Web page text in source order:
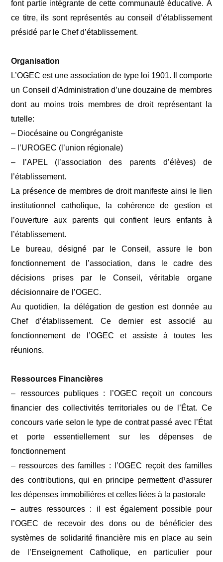
font partie intégrante de cette communauté éducative. À
ce titre, ils sont représentés au conseil d’établissement
présidé par le Chef d’établissement.
Organisation
L’OGEC est une association de type loi 1901. Il comporte
un Conseil d’Administration d’une douzaine de membres
dont au moins trois membres de droit représentant la
tutelle:
– Diocésaine ou Congréganiste
– l’UROGEC (l’union régionale)
– l’APEL (l’association des parents d’élèves) de
l’établissement.
La présence de membres de droit manifeste ainsi le lien
institutionnel catholique, la cohérence de gestion et
l’ouverture aux parents qui confient leurs enfants à
l’établissement.
Le bureau, désigné par le Conseil, assure le bon
fonctionnement de l’association, dans le cadre des
décisions prises par le Conseil, véritable organe
décisionnaire de l’OGEC.
Au quotidien, la délégation de gestion est donnée au
Chef d’établissement. Ce dernier est associé au
fonctionnement de l’OGEC et assiste à toutes les
réunions.
Ressources Financières
– ressources publiques : l’OGEC reçoit un concours
financier des collectivités territoriales ou de l’État. Ce
concours varie selon le type de contrat passé avec l’État
et porte essentiellement sur les dépenses de
fonctionnement
– ressources des familles : l’OGEC reçoit des familles
des contributions, qui en principe permettent d¹assurer
les dépenses immobilières et celles liées à la pastorale
– autres ressources : il est également possible pour
l’OGEC de recevoir des dons ou de bénéficier des
systèmes de solidarité financière mis en place au sein
de l’Enseignement Catholique, en particulier pour